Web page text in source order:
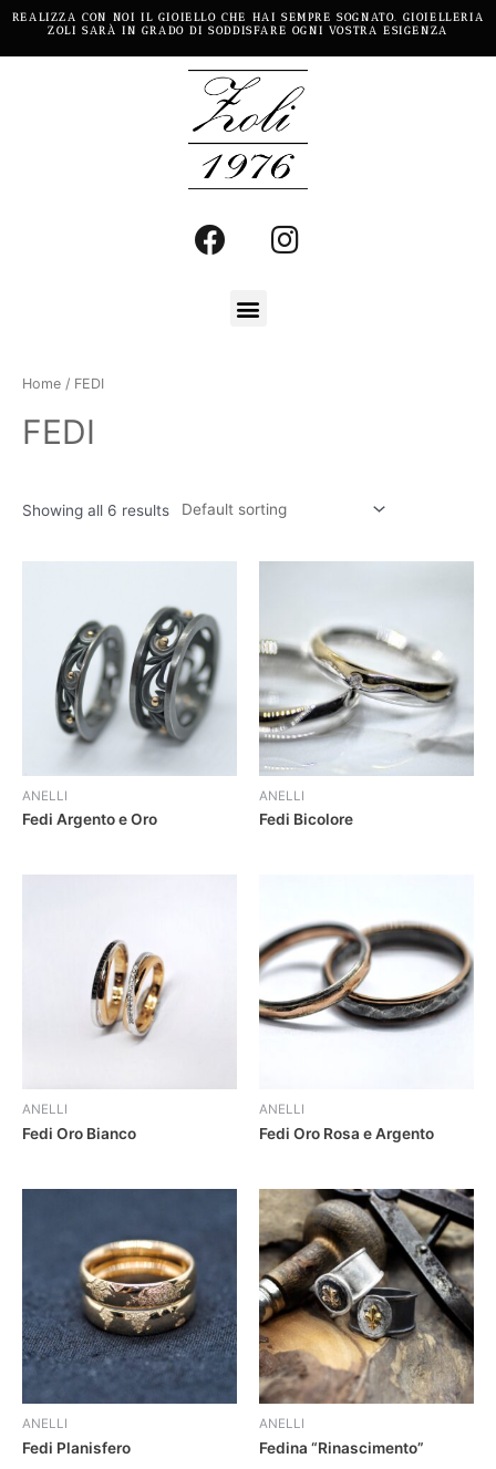
REALIZZA CON NOI IL GIOIELLO CHE HAI SEMPRE SOGNATO. GIOIELLERIA
ZOLI SARÀ IN GRADO DI SODDISFARE OGNI VOSTRA ESIGENZA
Home / FEDI
FEDI
Showing all 6 results
ANELLI
Fedi Argento e Oro
ANELLI
Fedi Bicolore
ANELLI
Fedi Oro Bianco
ANELLI
Fedi Oro Rosa e Argento
ANELLI
Fedi Planisfero
ANELLI
Fedina “Rinascimento”